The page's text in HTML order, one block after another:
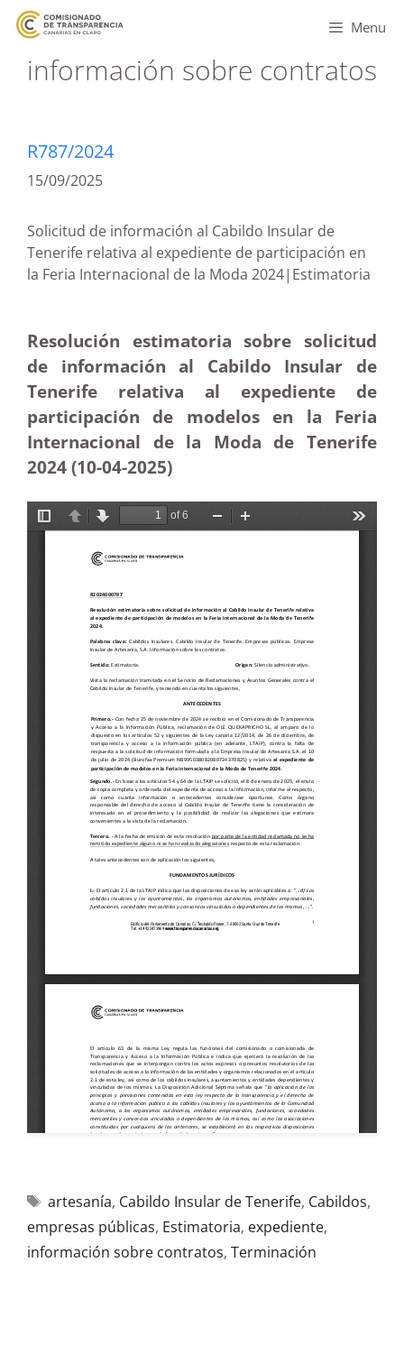
Menu
información sobre contratos
R787/2024
15/09/2025
Solicitud de información al Cabildo Insular de
Tenerife relativa al expediente de participación en
la Feria Internacional de la Moda 2024|Estimatoria
Resolución estimatoria sobre solicitud
de información al Cabildo Insular de
Tenerife relativa al expediente de
participación de modelos en la Feria
Internacional de la Moda de Tenerife
2024 (10-04-2025)
artesanía, Cabildo Insular de Tenerife, Cabildos,
empresas públicas, Estimatoria, expediente,
información sobre contratos, Terminación